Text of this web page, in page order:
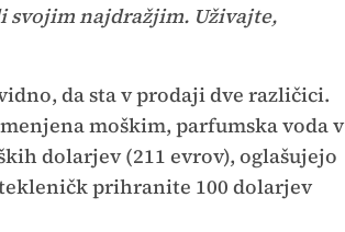
svojim najdražjim. Uživajte,
da sta v prodaji dve različici.
moškim, parfumska voda v
dolarjev (211 evrov), oglašujejo
prihranite 100 dolarjev